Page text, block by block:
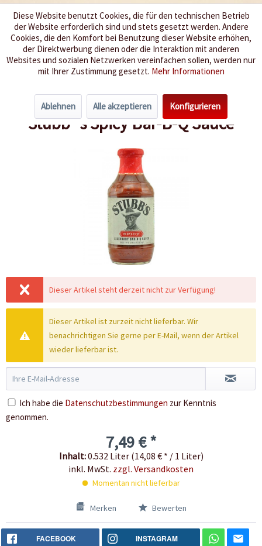
Wir würzen Ihr Leben
Menü
Übersicht Barbeque Sossen
Stubb`s Spicy Bar-B-Q Sauce
Dieser Artikel steht derzeit nicht zur Verfügung!
Dieser Artikel ist zurzeit nicht lieferbar. Wir
benachrichtigen Sie gerne per E-Mail, wenn der Artikel
wieder lieferbar ist.
Ich habe die Datenschutzbestimmungen zur Kenntnis
genommen.
7,49 € *
Inhalt:0.532 Liter (14,08 € * / 1 Liter)
inkl. MwSt. zzgl. Versandkosten
Momentan nicht lieferbar
Merken Bewerten
FACEBOOK INSTAGRAM
Diese Website benutzt Cookies, die für den technischen Betrieb
der Website erforderlich sind und stets gesetzt werden. Andere
Cookies, die den Komfort bei Benutzung dieser Website erhöhen,
der Direktwerbung dienen oder die Interaktion mit anderen
Websites und sozialen Netzwerken vereinfachen sollen, werden nur
mit Ihrer Zustimmung gesetzt. Mehr Informationen
Ablehnen Alle akzeptieren Konfigurieren